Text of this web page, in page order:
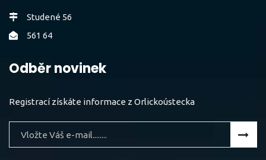
Studené 56
561 64
Odběr novinek
Registrací získáte informace z Orlickoústecka